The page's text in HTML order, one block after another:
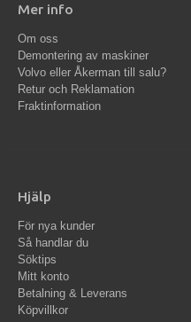
Mer info
Om oss
Demontering av maskiner
Volvo eller Åkerman till salu?
Retur och Reklamation
Fraktinformation
Hjälp
För nya kunder
Så handlar du
Söktips
Mitt konto
Betalning & Leverans
Köpvillkor